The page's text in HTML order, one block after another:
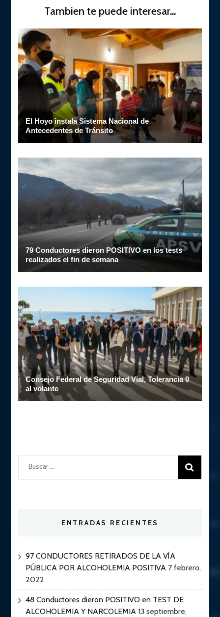
Tambien te puede interesar...
El Hoyo instala Sistema Nacional de
Antecedentes de Tránsito
79 Conductores dieron POSITIVO en los tests
realizados el fin de semana
Consejo Federal de Seguridad Vial, Tolerancia 0
al volante
Buscar:
ENTRADAS RECIENTES
97 CONDUCTORES RETIRADOS DE LA VÍA
PÚBLICA POR ALCOHOLEMIA POSITIVA 7 febrero,
2022
48 Conductores dieron POSITIVO en TEST DE
ALCOHOLEMIA Y NARCOLEMIA 13 septiembre,